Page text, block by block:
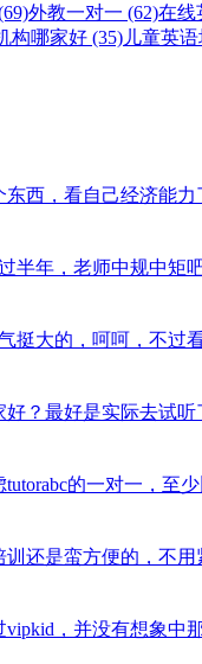
外教一对一 (62)在线
构哪家好 (35) 儿童英
西，看自己经济能
半年，老师中规中
挺大的，呵呵，不过
好？最好是实际去试
的一对一，至
训还是蛮方便的，不
vipkid，并没有想象